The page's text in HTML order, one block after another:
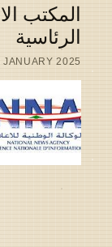
المكتب
الرئاسية
JANUARY 2025